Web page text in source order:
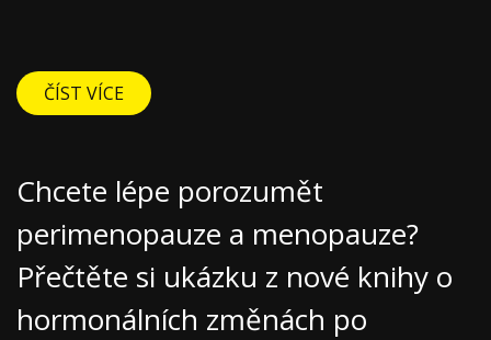
ČÍST VÍCE
Chcete lépe porozumět
perimenopauze a menopauze?
Přečtěte si ukázku z nové knihy o
hormonálních změnách po